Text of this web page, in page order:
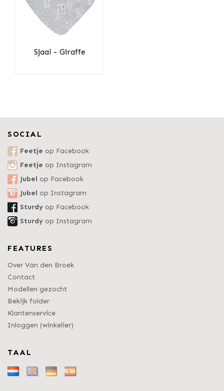
Sjaal - Giraffe
SOCIAL
Feetje op Facebook
Feetje op Instagram
Jubel op Facebook
Jubel op Instagram
Sturdy op Facebook
Sturdy op Instagram
FEATURES
Over Van den Broek
Contact
Modellen gezocht
Bekijk folder
Klantenservice
Inloggen (winkelier)
TAAL